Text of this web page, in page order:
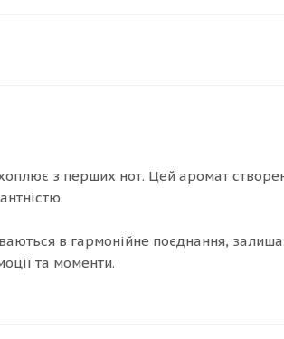
з перших нот. Цей аромат
в гармонійне поєднання,
та моменти.